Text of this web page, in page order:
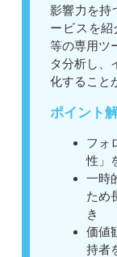
影響力を持
ービスを
等の専用ツ
タ分析し、
化すること
ポイント
フォ
性」
一時
ため
き
価値
持者